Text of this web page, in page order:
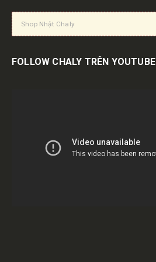
Shop Nhật Chaly
FOLLOW CHALY TRÊN YOUTUBE